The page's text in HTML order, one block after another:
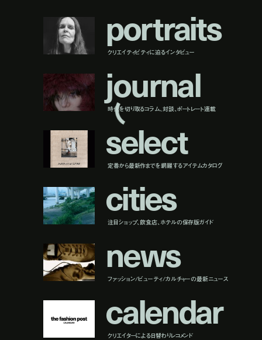
portraits
クリエイティビティに迫るインタビュー
journal
時代を切り取るコラム、対談、ポートレート連載
select
定番から最新作までを網羅するアイテムカタログ
cities
注目ショップ、飲食店、ホテルの保存版ガイド
news
ファッション/ビューティ/カルチャーの最新ニュース
calendar
クリエイターによる日替わりレコメンド